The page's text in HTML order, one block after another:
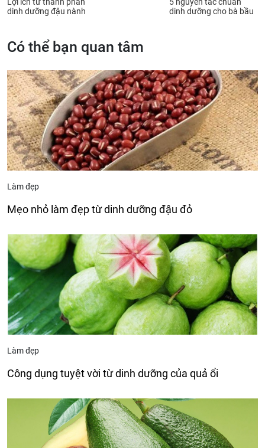
Lợi ích từ thành phần
dinh dưỡng đậu nành
5 nguyên tắc chuẩn
dinh dưỡng cho bà bầu
Có thể bạn quan tâm
Làm đẹp
Mẹo nhỏ làm đẹp từ dinh dưỡng đậu đỏ
Làm đẹp
Công dụng tuyệt vời từ dinh dưỡng của quả ổi